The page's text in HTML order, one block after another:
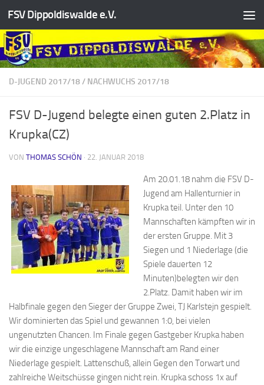
Zum Inhalt springen
FSV Dippoldiswalde e.V.
D-JUGEND 2017/18/ NACHWUCHS 2017/18
FSV D-Jugend belegte einen guten 2.Platz in
Krupka(CZ)
VON THOMAS SCHÖN · 22. JANUAR 2018
Am 20.01.18 nahm die FSV D-
Jugend am Hallenturnier in
Krupka teil. Unter den 10
Mannschaften kämpften wir in
der ersten Gruppe. Mit 3
Siegen und 1 Niederlage (die
Spiele dauerten 12
Minuten)belegten wir den
2.Platz. Damit haben wir im
Halbfinale gegen den Sieger der Gruppe Zwei, TJ Karlstejn gespielt.
Wir dominierten das Spiel und gewannen 1:0, bei vielen
ungenutzten Chancen. Im Finale gegen Gastgeber Krupka haben
wir die einzige ungeschlagene Mannschaft am Rand einer
Niederlage gespielt. Lattenschuß, allein Gegen den Torwart und
zahlreiche Weitschüsse gingen nicht rein. Krupka schoss 1x auf